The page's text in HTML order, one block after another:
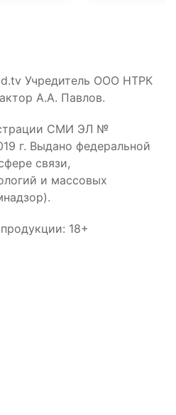
Учредитель ООО НТРК
А.А. Павлов.
СМИ ЭЛ №
г. Выдано федеральной
связи,
и массовых
18+